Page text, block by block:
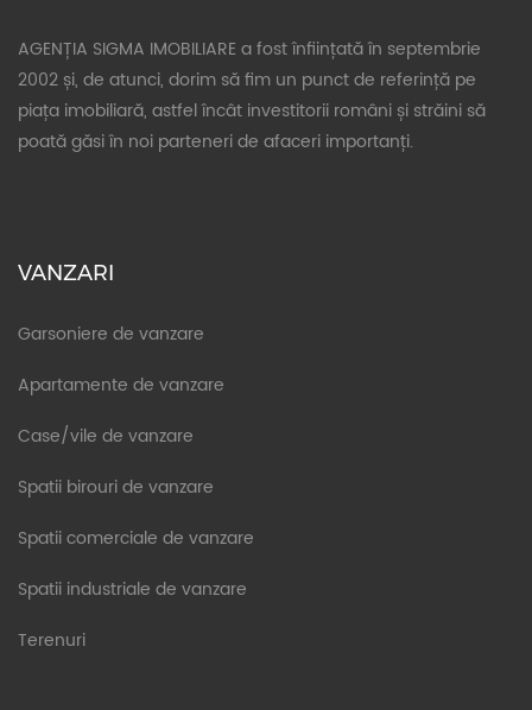
AGENȚIA SIGMA IMOBILIARE a fost înființată în septembrie
2002 și, de atunci, dorim să fim un punct de referință pe
piața imobiliară, astfel încât investitorii români și străini să
poată găsi în noi parteneri de afaceri importanți.
VANZARI
Garsoniere de vanzare
Apartamente de vanzare
Case/vile de vanzare
Spatii birouri de vanzare
Spatii comerciale de vanzare
Spatii industriale de vanzare
Terenuri